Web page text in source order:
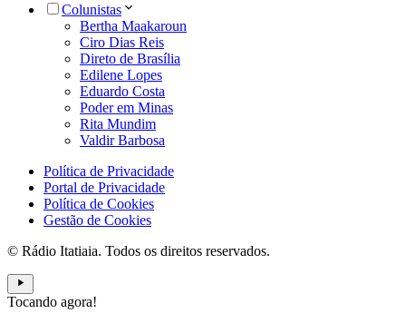
Colunistas
Bertha Maakaroun
Ciro Dias Reis
Direto de Brasília
Edilene Lopes
Eduardo Costa
Poder em Minas
Rita Mundim
Valdir Barbosa
Política de Privacidade
Portal de Privacidade
Política de Cookies
Gestão de Cookies
© Rádio Itatiaia. Todos os direitos reservados.
Tocando agora!